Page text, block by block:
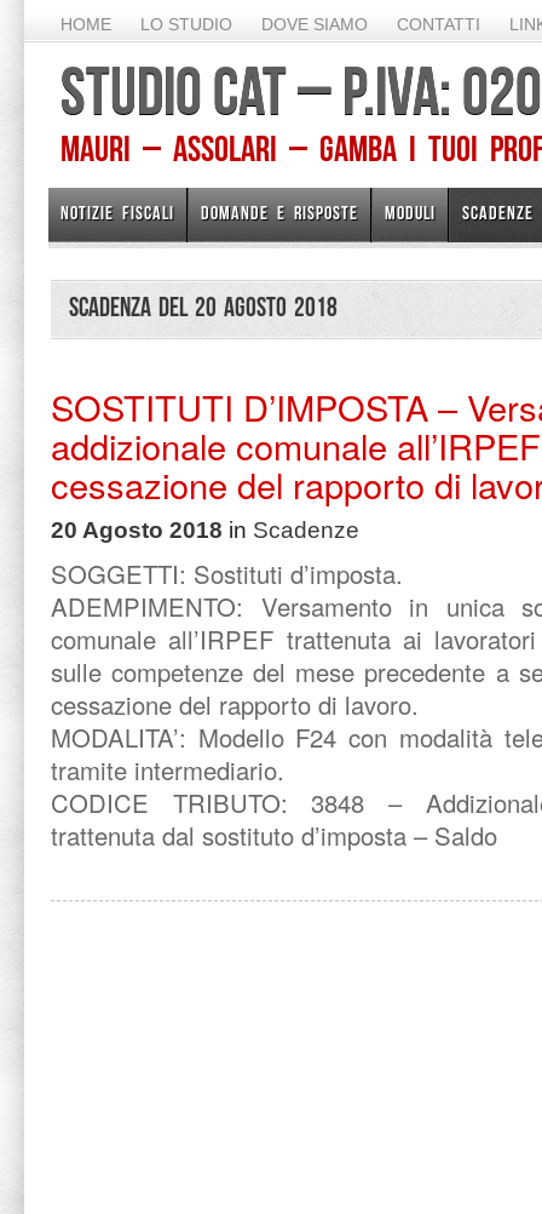
HOME LO STUDIO DOVE SIAMO CONTATTI
STUDIO CAT – P.IVA:
Mauri – Assolari – Gamba I TUOI
NOTIZIE FISCALI DOMANDE E RISPOSTE MODULI SCADENZE
Scadenza del 20 Agosto 2018
SOSTITUTI D’IMPOSTA –
addizionale comunale
cessazione del rapporto di
20 Agosto 2018 in Scadenze
SOGGETTI: Sostituti d’imposta.
ADEMPIMENTO: Versamento in unica
comunale all’IRPEF trattenuta ai
sulle competenze del mese precedente a
cessazione del rapporto di lavoro.
MODALITA’: Modello F24 con modalità
tramite intermediario.
CODICE TRIBUTO: 3848 –
trattenuta dal sostituto d’imposta – Saldo